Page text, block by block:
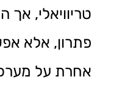
טריוויאלי, אך
פתרון, אלא
אחרת על